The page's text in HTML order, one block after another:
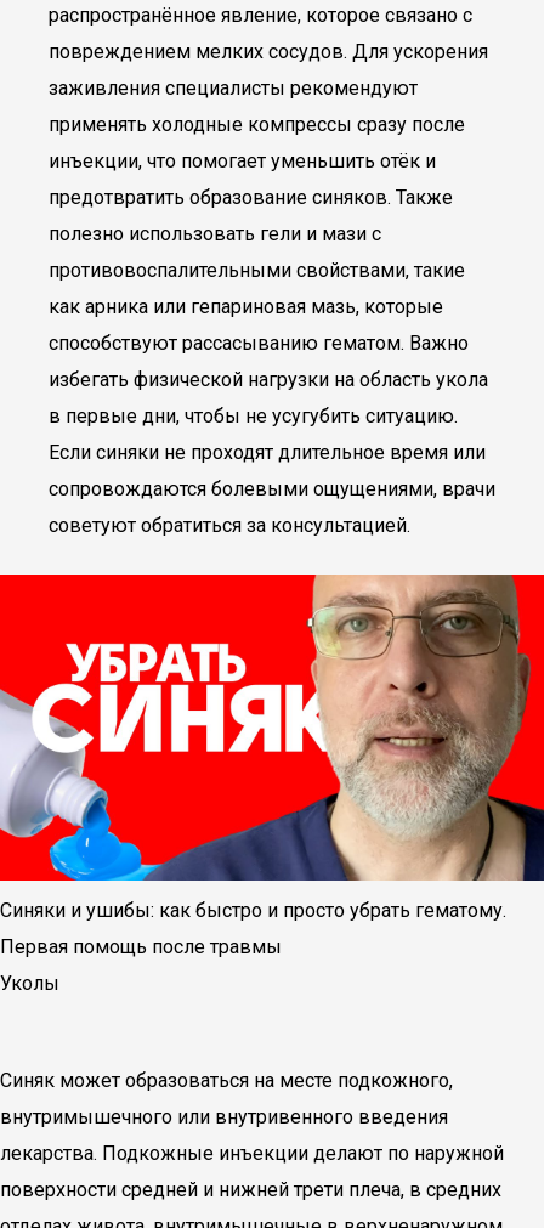
распространённое явление, которое связано с
повреждением мелких сосудов. Для ускорения
заживления специалисты рекомендуют
применять холодные компрессы сразу после
инъекции, что помогает уменьшить отёк и
предотвратить образование синяков. Также
полезно использовать гели и мази с
противовоспалительными свойствами, такие
как арника или гепариновая мазь, которые
способствуют рассасыванию гематом. Важно
избегать физической нагрузки на область укола
в первые дни, чтобы не усугубить ситуацию.
Если синяки не проходят длительное время или
сопровождаются болевыми ощущениями, врачи
советуют обратиться за консультацией.
Синяки и ушибы: как быстро и просто убрать гематому.
Первая помощь после травмы
Уколы
Синяк может образоваться на месте подкожного,
внутримышечного или внутривенного введения
лекарства. Подкожные инъекции делают по наружной
поверхности средней и нижней трети плеча, в средних